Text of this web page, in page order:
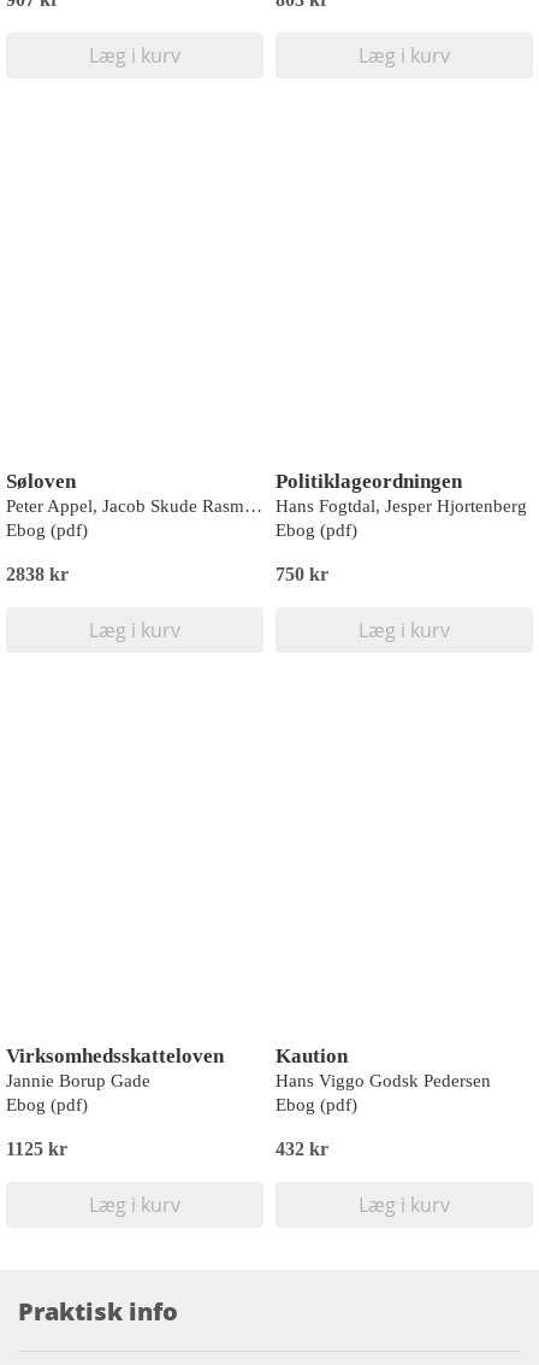
Læg i kurv Læg i kurv
Søloven
Peter Appel, Jacob Skude Rasmussen, Jesper Martens, Jens Mathiasen
Ebog (pdf)
2838 kr
Læg i kurv
Politiklageordningen
Hans Fogtdal, Jesper Hjortenberg
Ebog (pdf)
750 kr
Læg i kurv
Virksomhedsskatteloven
Jannie Borup Gade
Ebog (pdf)
1125 kr
Læg i kurv
Kaution
Hans Viggo Godsk Pedersen
Ebog (pdf)
432 kr
Læg i kurv
Praktisk info